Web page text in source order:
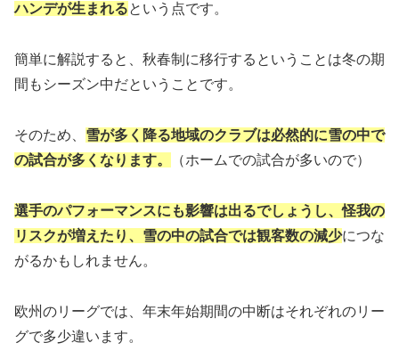
ハンデが生まれるという点です。
簡単に解説すると、秋春制に移行するということは冬の期
間もシーズン中だということです。
そのため、 雪が多く降る地域のクラブは必然的に雪の中で
の試合が多くなります。
（ホームでの試合が多いので）
選手のパフォーマンスにも影響は出るでしょうし、怪我の
リスクが増えたり、雪の中の試合では観客数の減少につな
がるかもしれません。
欧州のリーグでは、年末年始期間の中断はそれぞれのリー
グで多少違います。